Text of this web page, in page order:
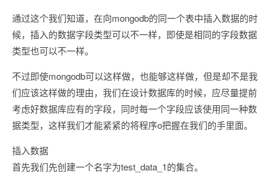
通过这个我们知道，在向mongodb的同一个表中插入数据的时
候，插入的数据字段类型可以不一样，即使是相同的字段数据
类型也可以不一样。
不过即使mongodb可以这样做，也能够这样做，但是却不是我
们应该这样做的理由，我们在设计数据库的时候，应尽量提前
考虑好数据库应有的字段，同时每一个字段应该使用同一种数
据类型，这样我们才能紧紧的将程序o把握在我们的手里面。
插入数据
首先我们先创建一个名字为test_data_1的集合。